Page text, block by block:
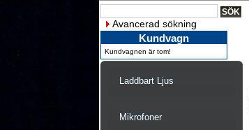
Avancerad sökning
Kundvagn
Kundvagnen är tom!
Laddbart Ljus
Mikrofoner